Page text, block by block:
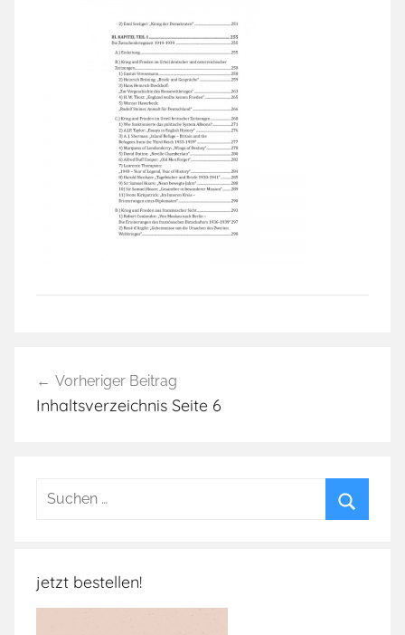
Vorheriger Beitrag
Inhaltsverzeichnis Seite 6
Suchen
jetzt bestellen!